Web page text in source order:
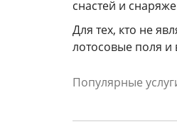
снастей и
Для тех, кто не
лотосовые поля и
Популярные